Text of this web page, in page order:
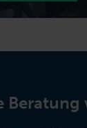
Beratung